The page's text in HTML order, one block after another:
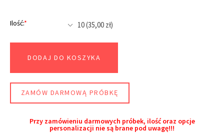
Ilość:*
DODAJ DO KOSZYKA
ZAMÓW DARMOWĄ PRÓBKĘ
Przy zamówieniu darmowych próbek, ilość oraz opcje
personalizacji nie są brane pod uwagę!!!​